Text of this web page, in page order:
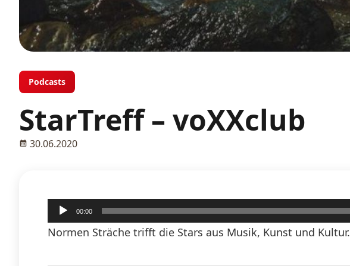
Podcasts
StarTreff – voXXclub
30.06.2020
Audio-
Player
00:00
Normen Sträche trifft die Stars aus Musik, Kunst und Kultur.